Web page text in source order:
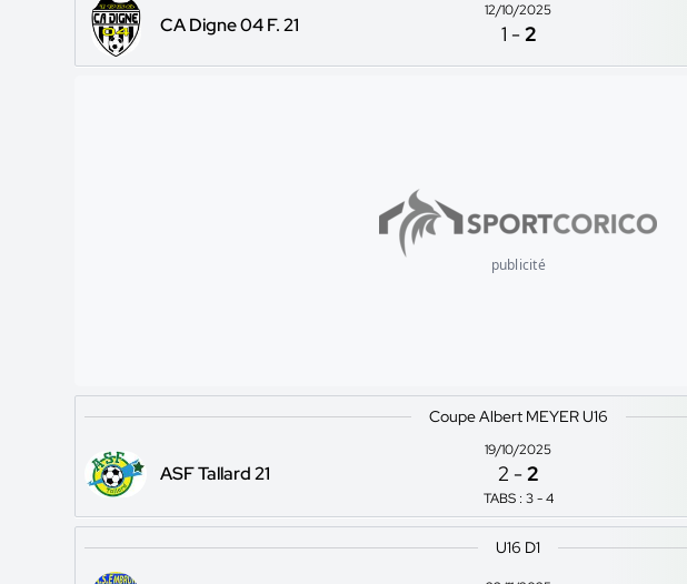
CA Digne 04 F. 21
12/10/2025
1 -2
publicité
Coupe Albert MEYER U16
ASF Tallard 21
19/10/2025
2 -2
TABS : 3 - 4
U16 D1